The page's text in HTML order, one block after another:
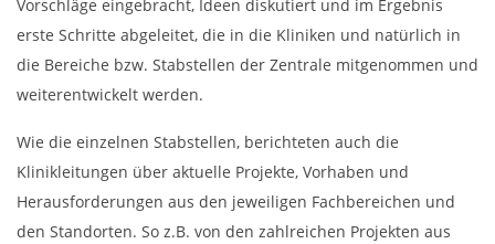
Vorschläge eingebracht, Ideen diskutiert und im Ergebnis
erste Schritte abgeleitet, die in die Kliniken und natürlich in
die Bereiche bzw. Stabstellen der Zentrale mitgenommen und
weiterentwickelt werden.
Wie die einzelnen Stabstellen, berichteten auch die
Klinikleitungen über aktuelle Projekte, Vorhaben und
Herausforderungen aus den jeweiligen Fachbereichen und
den Standorten. So z.B. von den zahlreichen Projekten aus